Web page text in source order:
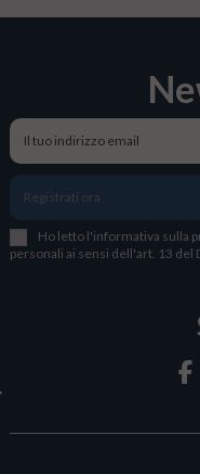
Registrati ora
Ho letto l'informativa sulla
personali ai sensi dell'art. 13 del